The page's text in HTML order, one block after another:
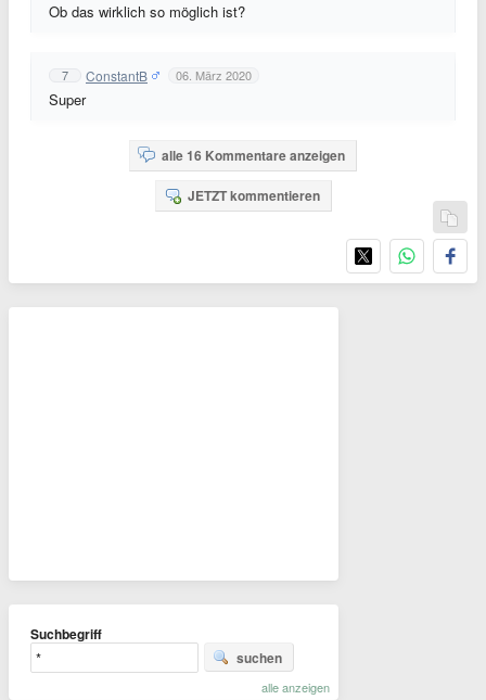
Ob das wirklich so möglich ist?
7 ConstantB 06. März 2020
Super
alle 16 Kommentare anzeigen
JETZT kommentieren
Suchbegriff
suchen
alle anzeigen